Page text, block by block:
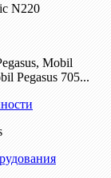
N220
Mobil
Pegasus 705...